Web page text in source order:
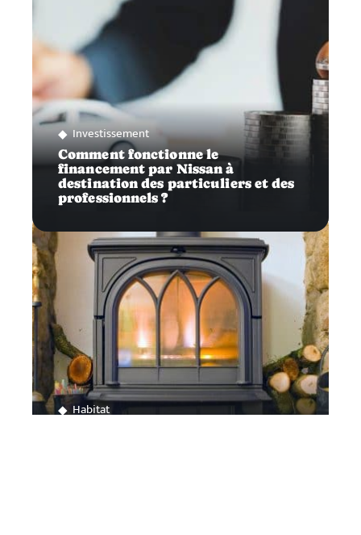
Investissement
Comment fonctionne le
financement par Nissan à
destination des particuliers et des
professionnels ?
Habitat